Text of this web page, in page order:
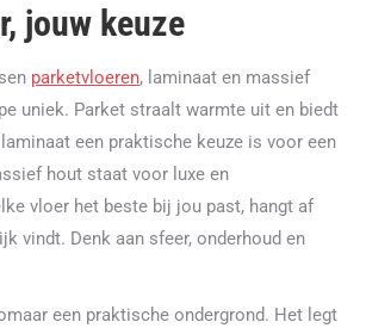
jouw keuze
parketvloeren, laminaat en massief
uniek. Parket straalt warmte uit en biedt
een praktische keuze is voor een
hout staat voor luxe en
vloer het beste bij jou past, hangt af
vindt. Denk aan sfeer, onderhoud en
een praktische ondergrond. Het legt